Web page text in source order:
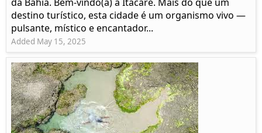
destino turístico, esta cidade é um organismo vivo —
pulsante, místico e encantador...
Added May 15, 2025